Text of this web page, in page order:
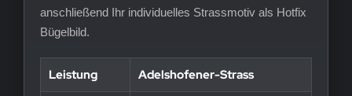
anschließend Ihr individuelles Strassmotiv als Hotfix
Bügelbild.
Leistung Adelshofener-Strass